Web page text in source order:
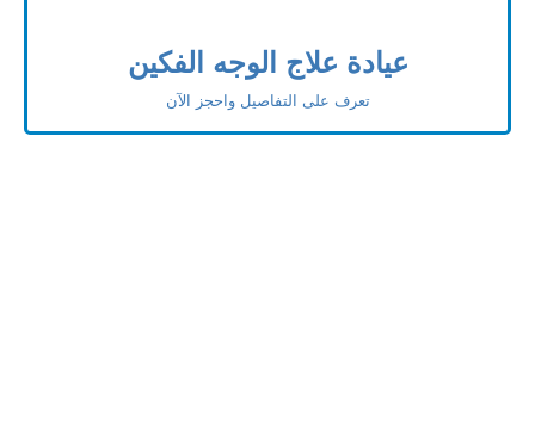
عيادة علاج الوجه الفكين
تعرف على التفاصيل واحجز الآن